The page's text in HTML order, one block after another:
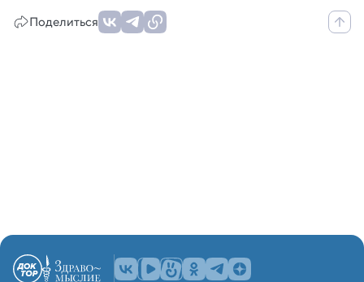
Поделиться